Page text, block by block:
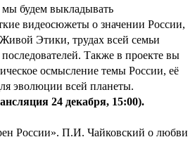
мы будем выкладывать
видеосюжеты о значении России,
Этики, трудах всей семьи
Также в проекте вы
осмысление темы России, её
эволюции всей планеты.
24 декабря, 15:00).
России». П.И. Чайковский о любви